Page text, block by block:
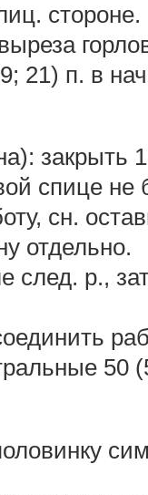
стороне.
21) п. в
закрыть
спице не
сн.
отдельно.
след. р.,
50